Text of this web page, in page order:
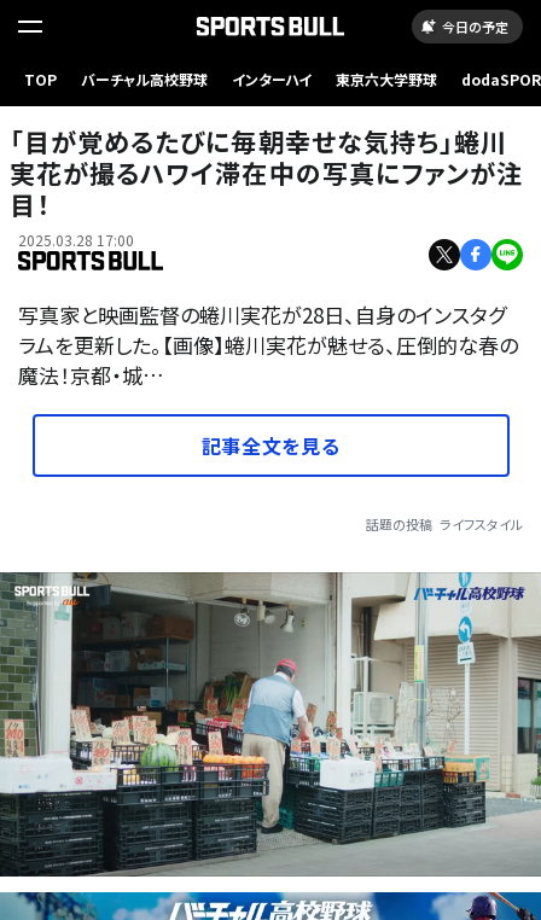
今日の予定
TOP バーチャル高校野球 インターハイ 東京六大学野球
「目が覚めるたびに毎朝幸せな気持ち」蜷川
実花が撮るハワイ滞在中の写真にファンが注
目！
2025.03.28 17:00
写真家と映画監督の蜷川実花が28日、自身のインスタグ
ラムを更新した。【画像】蜷川実花が魅せる、圧倒的な春の
魔法！京都・城…
記事全文を見る
話題の投稿 ライフスタイル